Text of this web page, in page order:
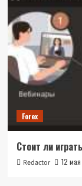
Forex
Стоит ли
Redactor 12